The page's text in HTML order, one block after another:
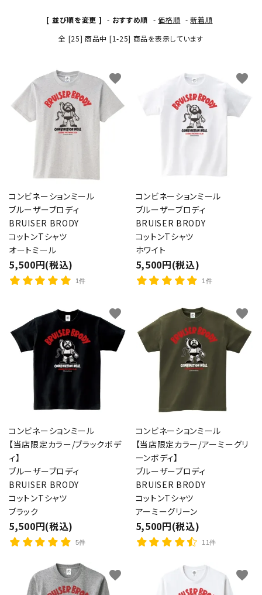
[ 並び順を変更 ] - おすすめ順 -価格順 -新着順
全 [25] 商品中 [1-25] 商品を表示しています
コンビネーションミール
ブルーザーブロディ
BRUISER BRODY
コットンTシャツ
オートミール
5,500円(税込)
1件
favorite
コンビネーションミール
ブルーザーブロディ
BRUISER BRODY
コットンTシャツ
ホワイト
5,500円(税込)
1件
favorite
コンビネーションミール
【当店限定カラー/ブラックボデ
ィ】
ブルーザーブロディ
BRUISER BRODY
コットンTシャツ
ブラック
5,500円(税込)
5件
favorite
コンビネーションミール
【当店限定カラー/アーミーグリ
ーンボディ】
ブルーザーブロディ
BRUISER BRODY
コットンTシャツ
アーミーグリーン
5,500円(税込)
11件
favorite
favorite favorite